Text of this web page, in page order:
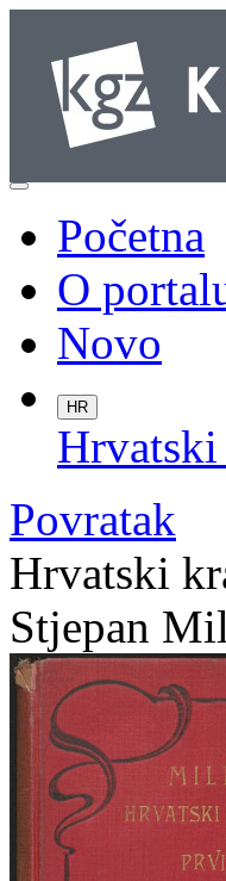
Početna
O
Novo
HR
Povratak
Hrvatski
Stjepan